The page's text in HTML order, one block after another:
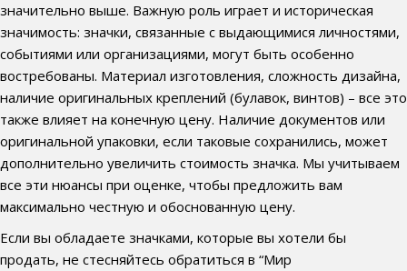
значительно выше. Важную роль играет и историческая
значимость: значки, связанные с выдающимися личностями,
событиями или организациями, могут быть особенно
востребованы. Материал изготовления, сложность дизайна,
наличие оригинальных креплений (булавок, винтов) – все это
также влияет на конечную цену. Наличие документов или
оригинальной упаковки, если таковые сохранились, может
дополнительно увеличить стоимость значка. Мы учитываем
все эти нюансы при оценке, чтобы предложить вам
максимально честную и обоснованную цену.
Если вы обладаете значками, которые вы хотели бы
продать, не стесняйтесь обратиться в “Мир